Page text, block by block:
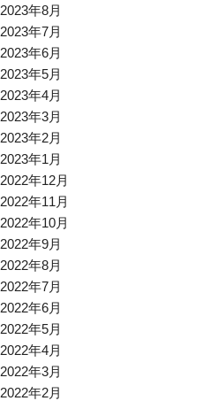
2023年8月
2023年7月
2023年6月
2023年5月
2023年4月
2023年3月
2023年2月
2023年1月
2022年12月
2022年11月
2022年10月
2022年9月
2022年8月
2022年7月
2022年6月
2022年5月
2022年4月
2022年3月
2022年2月